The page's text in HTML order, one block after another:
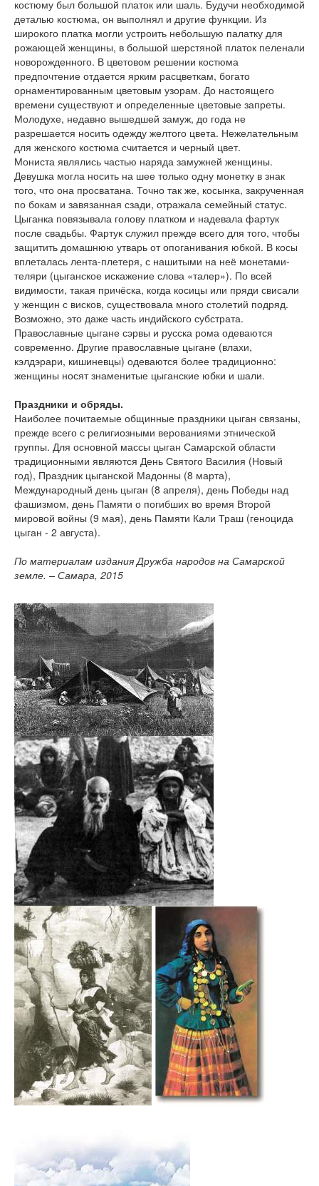
костюму был большой платок или шаль. Будучи необходимой
деталью костюма, он выполнял и другие функции. Из
широкого платка могли устроить небольшую палатку для
рожающей женщины, в большой шерстяной платок пеленали
новорожденного. В цветовом решении костюма
предпочтение отдается ярким расцветкам, богато
орнаментированным цветовым узорам. До настоящего
времени существуют и определенные цветовые запреты.
Молодухе, недавно вышедшей замуж, до года не
разрешается носить одежду желтого цвета. Нежелательным
для женского костюма считается и черный цвет.
Мониста являлись частью наряда замужней женщины.
Девушка могла носить на шее только одну монетку в знак
того, что она просватана. Точно так же, косынка, закрученная
по бокам и завязанная сзади, отражала семейный статус.
Цыганка повязывала голову платком и надевала фартук
после свадьбы. Фартук служил прежде всего для того, чтобы
защитить домашнюю утварь от опоганивания юбкой. В косы
вплеталась лента-плетеря, с нашитыми на неё монетами-
теляри (цыганское искажение слова «талер»). По всей
видимости, такая причёска, когда косицы или пряди свисали
у женщин с висков, существовала много столетий подряд.
Возможно, это даже часть индийского субстрата.
Православные цыгане сэрвы и русска рома одеваются
современно. Другие православные цыгане (влахи,
кэлдэрари, кишиневцы) одеваются более традиционно:
женщины носят знаменитые цыганские юбки и шали.
Праздники и обряды.
Наиболее почитаемые общинные праздники цыган связаны,
прежде всего с религиозными верованиями этнической
группы. Для основной массы цыган Самарской области
традиционными являются День Святого Василия (Новый
год), Праздник цыганской Мадонны (8 марта),
Международный день цыган (8 апреля), день Победы над
фашизмом, день Памяти о погибших во время Второй
мировой войны (9 мая), день Памяти Кали Траш (геноцида
цыган - 2 августа).
По материалам издания Дружба народов на Самарской
земле. – Самара, 2015